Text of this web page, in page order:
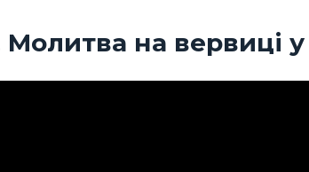
на вервиці